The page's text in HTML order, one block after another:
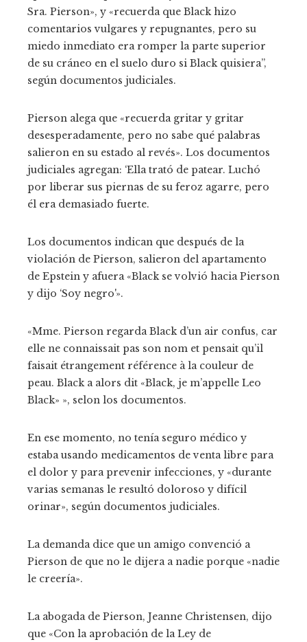
Sra. Pierson», y «recuerda que Black hizo
comentarios vulgares y repugnantes, pero su
miedo inmediato era romper la parte superior
de su cráneo en el suelo duro si Black quisiera”,
según documentos judiciales.
Pierson alega que «recuerda gritar y gritar
desesperadamente, pero no sabe qué palabras
salieron en su estado al revés». Los documentos
judiciales agregan: ‘Ella trató de patear. Luchó
por liberar sus piernas de su feroz agarre, pero
él era demasiado fuerte.
Los documentos indican que después de la
violación de Pierson, salieron del apartamento
de Epstein y afuera «Black se volvió hacia Pierson
y dijo ‘Soy negro'».
«Mme. Pierson regarda Black d’un air confus, car
elle ne connaissait pas son nom et pensait qu’il
faisait étrangement référence à la couleur de
peau. Black a alors dit «Black, je m’appelle Leo
Black» », selon los documentos.
En ese momento, no tenía seguro médico y
estaba usando medicamentos de venta libre para
el dolor y para prevenir infecciones, y «durante
varias semanas le resultó doloroso y difícil
orinar», según documentos judiciales.
La demanda dice que un amigo convenció a
Pierson de que no le dijera a nadie porque «nadie
le creería».
La abogada de Pierson, Jeanne Christensen, dijo
que «Con la aprobación de la Ley de